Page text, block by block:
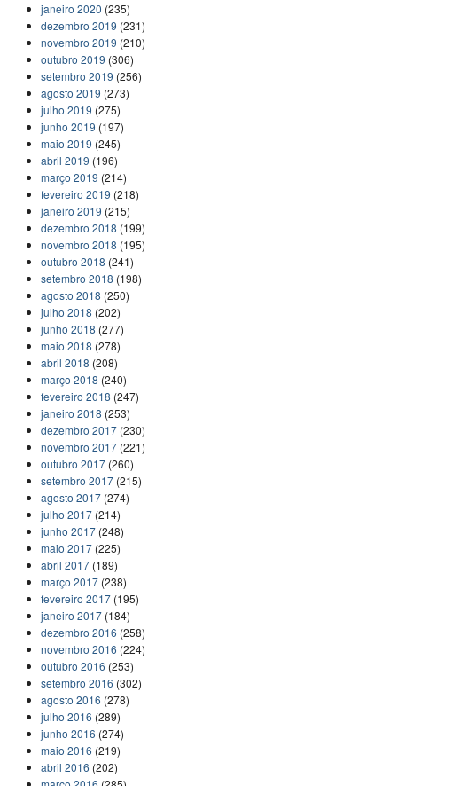
janeiro 2020 (235)
dezembro 2019 (231)
novembro 2019 (210)
outubro 2019 (306)
setembro 2019 (256)
agosto 2019 (273)
julho 2019 (275)
junho 2019 (197)
maio 2019 (245)
abril 2019 (196)
março 2019 (214)
fevereiro 2019 (218)
janeiro 2019 (215)
dezembro 2018 (199)
novembro 2018 (195)
outubro 2018 (241)
setembro 2018 (198)
agosto 2018 (250)
julho 2018 (202)
junho 2018 (277)
maio 2018 (278)
abril 2018 (208)
março 2018 (240)
fevereiro 2018 (247)
janeiro 2018 (253)
dezembro 2017 (230)
novembro 2017 (221)
outubro 2017 (260)
setembro 2017 (215)
agosto 2017 (274)
julho 2017 (214)
junho 2017 (248)
maio 2017 (225)
abril 2017 (189)
março 2017 (238)
fevereiro 2017 (195)
janeiro 2017 (184)
dezembro 2016 (258)
novembro 2016 (224)
outubro 2016 (253)
setembro 2016 (302)
agosto 2016 (278)
julho 2016 (289)
junho 2016 (274)
maio 2016 (219)
abril 2016 (202)